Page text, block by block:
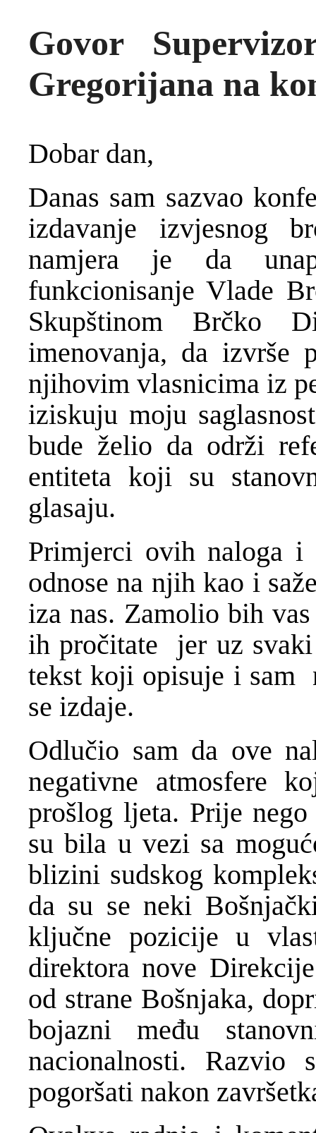
Govor
Gregorijana na
Dobar dan,
Danas sam sazvao
izdavanje izvjesnog
namjera je da
funkcionisanje Vlade
Skupštinom Brčko
imenovanja, da izvrše
njihovim vlasnicima iz
iziskuju moju
bude želio da održi
entiteta koji su
glasaju.
Primjerci ovih naloga i
odnose na njih kao i
iza nas. Zamolio bih
ih pročitate jer uz
tekst koji opisuje i sam
se izdaje.
Odlučio sam da ove
negativne atmosfere
prošlog ljeta. Prije
su bila u vezi sa
blizini sudskog
da su se neki
ključne pozicije u
direktora nove
od strane Bošnjaka,
bojazni među
nacionalnosti.
pogoršati nakon